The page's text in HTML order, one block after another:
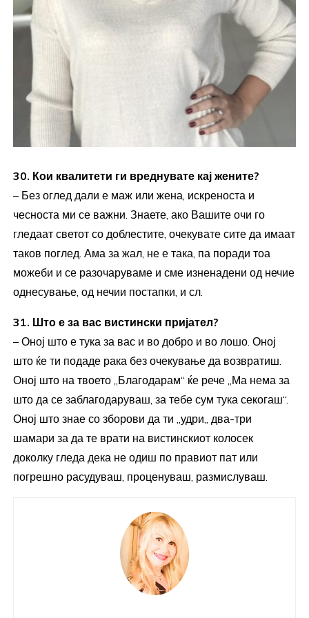
30. Кои квалитети ги вреднувате кај жените?
– Без оглед дали е маж или жена, искреноста и
чесноста ми се важни. Знаете, ако Вашите очи го
гледаат светот со доблестите, очекувате сите да имаат
таков поглед. Ама за жал, не е така, па поради тоа
можеби и се разочаруваме и сме изненадени од нечие
однесување, од нечии постапки, и сл.
31. Што е за вас вистински пријател?
– Оној што е тука за вас и во добро и во лошо. Оној
што ќе ти подаде рака без очекување да возвратиш.
Оној што на твоето „Благодарам“ ќе рече „Ма нема за
што да се заблагодаруваш, за тебе сум тука секогаш“.
Оној што знае со зборови да ти ,,удри,, два-три
шамари за да те врати на вистинскиот колосек
доколку гледа дека не одиш по правиот пат или
погрешно расудуваш, проценуваш, размислуваш.